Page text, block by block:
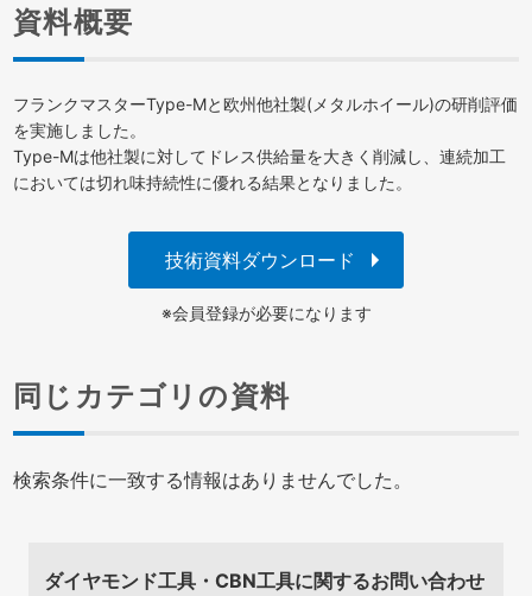
資料概要
フランクマスターType-Mと欧州他社製(メタルホイール)の研削評価
を実施しました。
Type-Mは他社製に対してドレス供給量を大きく削減し、連続加工
においては切れ味持続性に優れる結果となりました。
技術資料ダウンロード
※会員登録が必要になります
同じカテゴリの資料
検索条件に一致する情報はありませんでした。
ダイヤモンド工具・CBN工具に関するお問い合わせ